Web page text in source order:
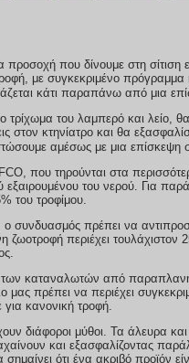
με συγκεκριμένο
κάτι παραπάνω από μια
τρίχωμα του λαμπερό και λείο,
στον κτηνίατρο και θα
στα περισσότερα προϊόντα, αν η τροφή
του νερού. Για
του τροφίμου.
ο συνδυασμός πρέπει να
περιέχει
καταναλωτών από
μας πρέπει να περιέχει
για κανονική τροφή.
διάφοροι μύθοι. Τα άλευρα
και εξασφαλίζοντας
ότι ένα ακριβό προϊόν